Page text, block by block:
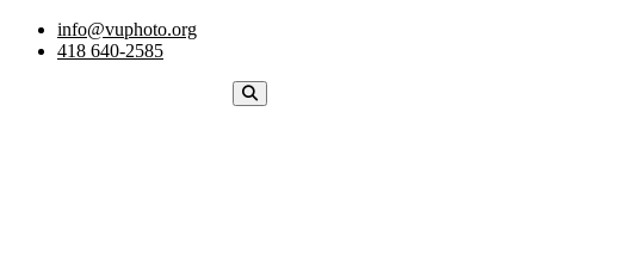
info@vuphoto.org
418 640-2585